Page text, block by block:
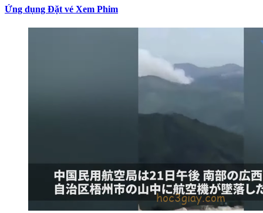
Ứng dụng Đặt vé Xem Phim